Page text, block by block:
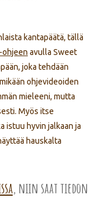
kantapäätä, tällä
ohjeen avulla Sweet
joka tehdään
ohjevideoiden
mieleeni, mutta
Myös itse
istuu hyvin jalkaan ja
hauskalta
, niin saat tiedon